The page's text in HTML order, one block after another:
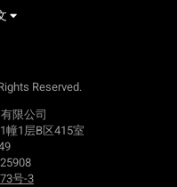
Reserved.
限公司
幢1层B区415室
号-3